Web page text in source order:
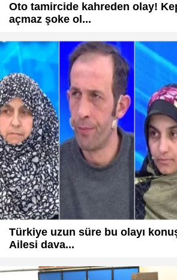
Oto tamircide kahreden olay!
açmaz şoke ol...
Türkiye uzun süre bu olayı
Ailesi dava...